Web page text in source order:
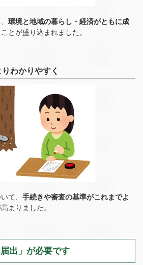
環境と地域の暮らし・経済がともに成
とが盛り込まれました。
わかりやすく
て、 手続きや審査の基準がこれまでよ
まりました。
出」が必要です